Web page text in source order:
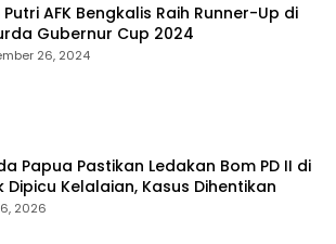
Putri AFK Bengkalis Raih Runner-Up di
Gubernur Cup 2024
26, 2024
Papua Pastikan Ledakan Bom PD II di
Dipicu Kelalaian, Kasus Dihentikan
2026